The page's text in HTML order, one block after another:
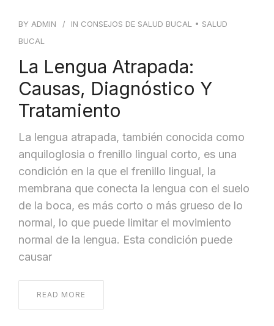
BY ADMIN IN CONSEJOS DE SALUD BUCAL • SALUD
BUCAL
La Lengua Atrapada:
Causas, Diagnóstico Y
Tratamiento
La lengua atrapada, también conocida como
anquiloglosia o frenillo lingual corto, es una
condición en la que el frenillo lingual, la
membrana que conecta la lengua con el suelo
de la boca, es más corto o más grueso de lo
normal, lo que puede limitar el movimiento
normal de la lengua. Esta condición puede
causar
READ MORE